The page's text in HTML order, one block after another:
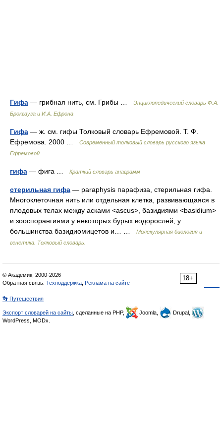
Гифа — грибная нить, см. Грибы …
Энциклопедический словарь Ф.А.
Брокгауза и И.А. Ефрона
Гифа — ж. см. гифы Толковый словарь Ефремовой. Т. Ф.
Ефремова. 2000 …
Современный толковый словарь русского языка
Ефремовой
гифа — фига … Краткий словарь анаграмм
стерильная гифа — paraphysis парафиза, стерильная гифа.
Многоклеточная нить или отдельная клетка, развивающаяся в
плодовых телах между асками <ascus>, базидиями <basidium>
и зооспорангиями у некоторых бурых водорослей, у
большинства базидиомицетов и… …
Молекулярная биология и
генетика. Толковый словарь.
18+
© Академик, 2000-2026
Обратная связь: Техподдержка Реклама на сайте
👣 Путешествия
Экспорт словарей на сайты , сделанные на PHP, Joomla,
Drupal,
WordPress, MODx.